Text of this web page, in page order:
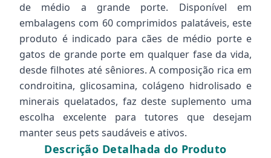
de médio a grande porte. Disponível em
embalagens com 60 comprimidos palatáveis, este
produto é indicado para cães de médio porte e
gatos de grande porte em qualquer fase da vida,
desde filhotes até sêniores. A composição rica em
condroitina, glicosamina, colágeno hidrolisado e
minerais quelatados, faz deste suplemento uma
escolha excelente para tutores que desejam
manter seus pets saudáveis e ativos.
Descrição Detalhada do Produto